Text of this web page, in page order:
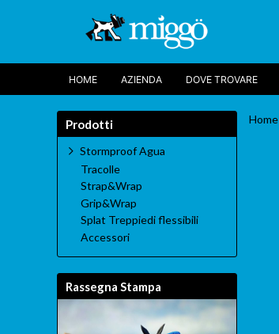
HOME AZIENDA DOVE TROVARE
Home
Prodotti
Stormproof Agua
Tracolle
Strap&Wrap
Grip&Wrap
Splat Treppiedi flessibili
Accessori
Rassegna Stampa